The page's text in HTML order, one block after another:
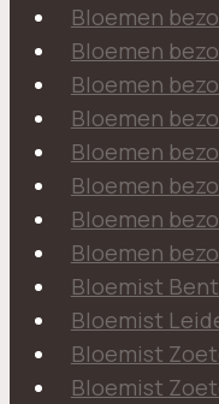
Bloemen
Bloemen
Bloemen
Bloemen
Bloemen
Bloemen
Bloemen
Bloemen
Bloemist
Bloemist
Bloemist
Bloemist